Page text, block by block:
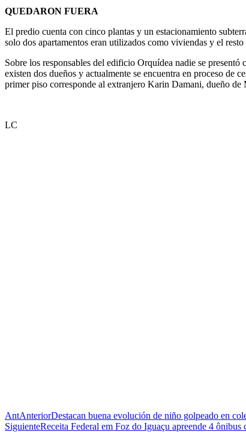
QUEDARON FUERA
El predio cuenta con cinco plantas y un estacionamiento
solo dos apartamentos eran utilizados como viviendas y el resto
Sobre los responsables del edificio Orquídea nadie se
existen dos dueños y actualmente se encuentra en proceso de
primer piso corresponde al extranjero Karin Damani, dueño de
LC
AntAnteriorDestacan buena evolución de niño golpeado en
SiguienteReceita Federal em Foz do Iguaçu apreende 4